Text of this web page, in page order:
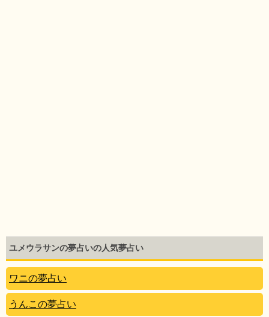
ユメウラサンの夢占いの人気夢占い
ワニの夢占い
うんこの夢占い